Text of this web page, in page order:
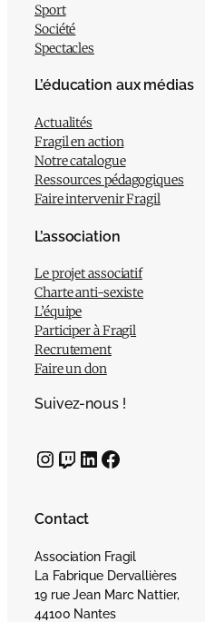
Sport
Société
Spectacles
L’éducation aux médias
Actualités
Fragil en action
Notre catalogue
Ressources pédagogiques
Faire intervenir Fragil
L’association
Le projet associatif
Charte anti-sexiste
L’équipe
Participer à Fragil
Recrutement
Faire un don
Suivez-nous !
InstagramTwitch LinkedIn Facebook
Contact
Association Fragil
La Fabrique Dervallières
19 rue Jean Marc Nattier,
44100 Nantes